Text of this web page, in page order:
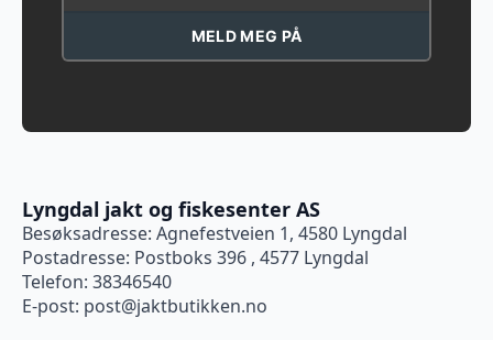
MELD MEG PÅ
Lyngdal jakt og fiskesenter AS
Besøksadresse: Agnefestveien 1, 4580 Lyngdal
Postadresse: Postboks 396 , 4577 Lyngdal
Telefon: 38346540
E-post: post@jaktbutikken.no